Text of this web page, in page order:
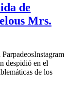
de
Mrs.
despidió en el
de los